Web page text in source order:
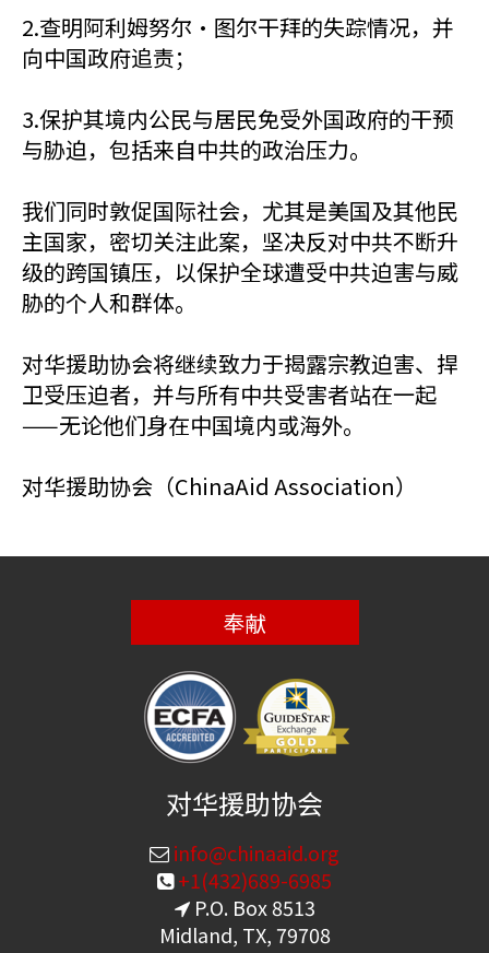
2.查明阿利姆努尔·图尔干拜的失踪情况，并
向中国政府追责；
3.保护其境内公民与居民免受外国政府的干预
与胁迫，包括来自中共的政治压力。
我们同时敦促国际社会，尤其是美国及其他民
主国家，密切关注此案，坚决反对中共不断升
级的跨国镇压，以保护全球遭受中共迫害与威
胁的个人和群体。
对华援助协会将继续致力于揭露宗教迫害、捍
卫受压迫者，并与所有中共受害者站在一起
——无论他们身在中国境内或海外。
对华援助协会（ChinaAid Association）
奉献
对华援助协会
info@chinaaid.org
+1(432)689-6985
P.O. Box 8513
Midland, TX, 79708